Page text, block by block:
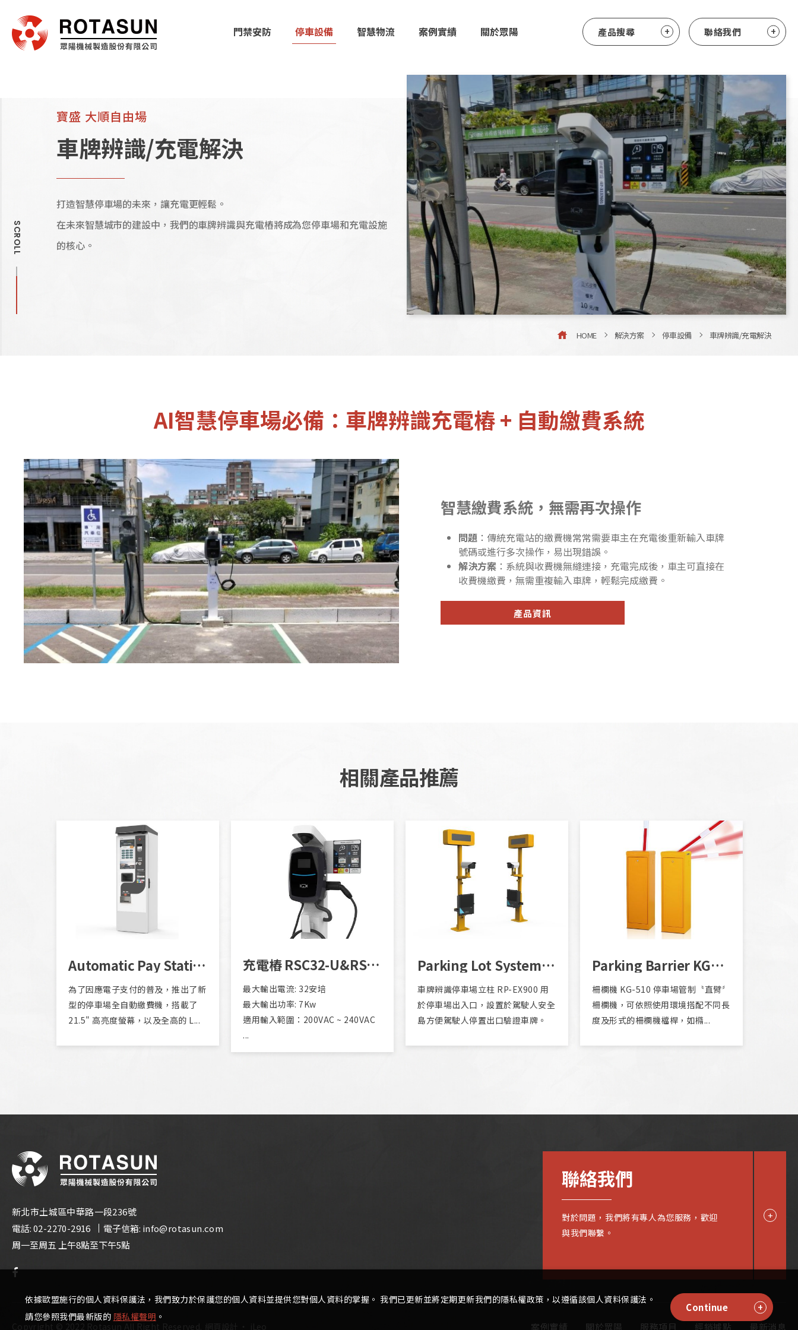
門禁安防 停車設備 智慧物流 案例實績 關於眾陽 產品搜尋 聯絡我們
寶盛 大順自由場
車牌辨識/充電解決
打造智慧停車場的未來，讓充電更輕鬆。
在未來智慧城市的建設中，我們的車牌辨識與充電樁將成為您停車場和充電設施
的核心。
HOME 解決方案 停車設備 車牌辨識/充電解決
SCROLL
AI智慧停車場必備：車牌辨識充電樁 + 自動繳費系統
智慧繳費系統，無需再次操作
問題 ：傳統充電站的繳費機常常需要車主在充電後重新輸入車牌
號碼或進行多次操作，易出現錯誤。
解決方案 ：系統與收費機無縫連接，充電完成後，車主可直接在
收費機繳費，無需重複輸入車牌，輕鬆完成繳費。
產品資訊
相關產品推薦
Automatic Pay Station AP610
為了因應電子支付的普及，推出了新
型的停車場全自動繳費機，搭載了
21.5" 高亮度螢幕，以及全高的 L...
充電樁 RSC32-U&RSC50-U
最大輸出電流: 32安培
最大輸出功率: 7Kw
適用輸入範圍：200VAC ~ 240VAC
...
Parking Lot System RP-EX900
車牌辨識停車場立柱 RP-EX900 用
於停車場出入口，設置於駕駛人安全
島方便駕駛人停置出口驗證車牌。
Parking Barrier KG510
柵欄機 KG-510 停車場管制〝直臂〞
柵欄機，可依照使用環境搭配不同長
度及形式的柵欄機檔桿，如橢...
新北市土城區中華路一段236號
電話:02-2270-2916 電子信箱: info@rotasun.com
周一至周五 上午8點至下午5點
聯絡我們
對於問題，我們將有專人為您服務，歡迎
與我們聯繫。
Copyright © 2022 Rotasun All Right Reserved. 案例實績 關於眾陽 服務項目 經銷據點 最新消息
依據歐盟施行的個人資料保護法，我們致力於保護您的個人資料並提供您對個人資料的掌握。 我們已更新並將定期更新我們的隱私權政策，以遵循該個人資料保護法。
請您參照我們最新版的 隱私權聲明 。
Continue